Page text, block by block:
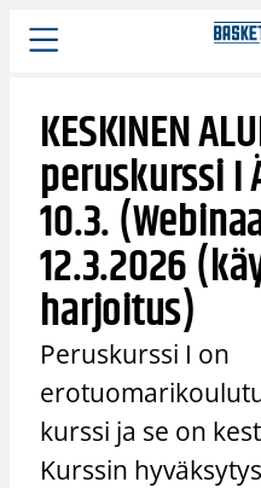
Siirry
sisältöön
KESKINEN
peruskurssi I
10.3.
12.3.2026
harjoitus)
Peruskurssi I on
kurssi ja se on
Kurssin